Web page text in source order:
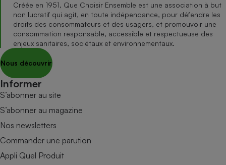
Créée en 1951, Que Choisir Ensemble est une association à but
non lucratif qui agit, en toute indépendance, pour défendre les
droits des consommateurs et des usagers, et promouvoir une
consommation responsable, accessible et respectueuse des
enjeux sanitaires, sociétaux et environnementaux.
Nous découvrir
Informer
S’abonner au site
S’abonner au magazine
Nos newsletters
Commander une parution
Appli Quel Produit